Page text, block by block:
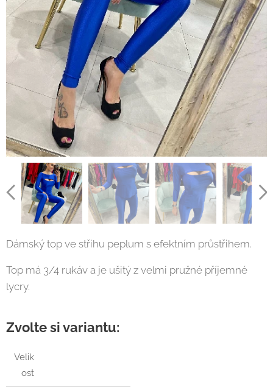
Dámský top ve střihu peplum s efektním průstřihem.
Top má 3/4 rukáv a je ušitý z velmi pružné příjemné
lycry.
Zvolte si variantu:
Velik
ost